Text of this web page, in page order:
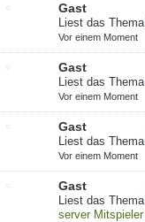
Gast
Liest das Thema
Vor einem Moment
Gast
Liest das Thema
Vor einem Moment
Gast
Liest das Thema
Vor einem Moment
Gast
Liest das Thema
server